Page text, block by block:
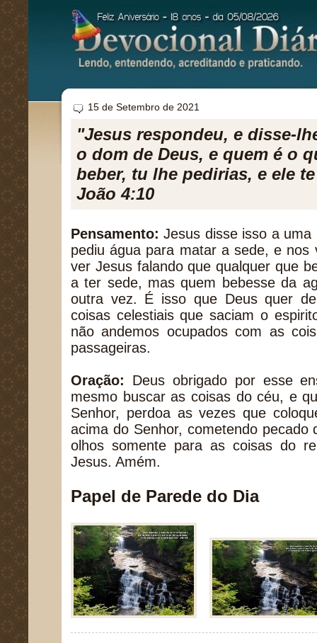
15 de Setembro de 2021
"Jesus respondeu, e disse-
o dom de Deus, e quem é o
beber, tu lhe pedirias, e ele
João 4:10
Pensamento: Jesus disse isso a
pediu água para matar a sede, e nos
ver Jesus falando que qualquer que
a ter sede, mas quem bebesse da
outra vez. É isso que Deus quer
coisas celestiais que saciam o
não andemos ocupados com as
passageiras.
Oração: Deus obrigado por esse
mesmo buscar as coisas do céu, e
Senhor, perdoa as vezes que
acima do Senhor, cometendo pecado
olhos somente para as coisas do
Jesus. Amém.
Papel de Parede do Dia